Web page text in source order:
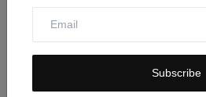
Subscribe